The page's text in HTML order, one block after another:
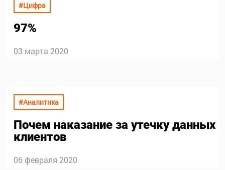
#Цифра
97%
03 марта 2020
#Аналитика
Почем наказание за утечку данных
клиентов
06 февраля 2020